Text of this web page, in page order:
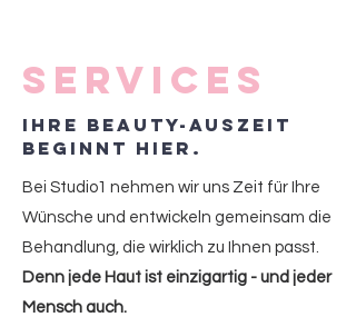
Services
Ihre Beauty-Auszeit
beginnt hier.
Bei Studio1 nehmen wir uns Zeit für Ihre
Wünsche und entwickeln gemeinsam die
Behandlung, die wirklich zu Ihnen passt.
Denn jede Haut ist einzigartig - und jeder
Mensch auch.